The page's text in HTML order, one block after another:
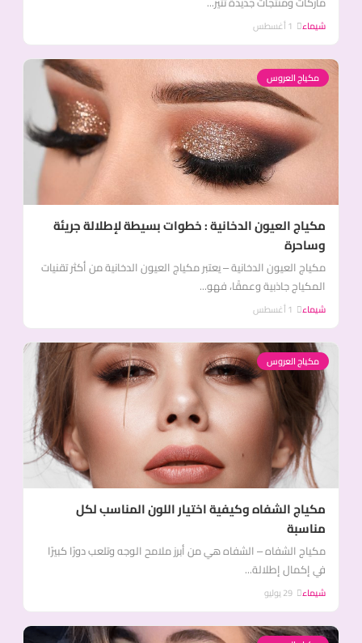
شيماء
مكياج العروس
مكياج العيون الدخانية : خطوات بسيطة لإطلالة جريئة
وساحرة
مكياج العيون الدخانية – يعتبر مكياج العيون الدخانية من أكثر تقنيات
المكياج جاذبية وعمقًا، فهو...
شيماء
مكياج العروس
مكياج الشفاه وكيفية اختيار اللون المناسب لكل
مناسبة
مكياج الشفاه – الشفاه هي من أبرز ملامح الوجه وتلعب دورًا كبيرًا
في إكمال إطلالة...
شيماء